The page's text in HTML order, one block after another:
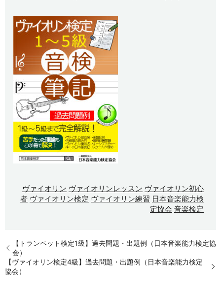
ヴァイオリン ヴァイオリンレッスン ヴァイオリン初心
者 ヴァイオリン検定 ヴァイオリン練習 日本音楽能力検
定協会 音楽検定
【トランペット検定1級】過去問題・出題例（日本音楽能力検定協
会）
【ヴァイオリン検定4級】過去問題・出題例（日本音楽能力検定
協会）